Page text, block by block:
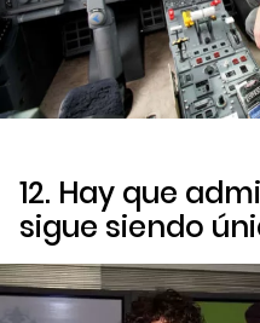
12. Hay que
sigue siendo